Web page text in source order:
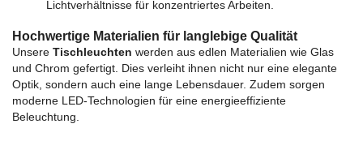
Lichtverhältnisse für konzentriertes Arbeiten.
Hochwertige Materialien für langlebige Qualität
Unsere Tischleuchten werden aus edlen Materialien wie Glas
und Chrom gefertigt. Dies verleiht ihnen nicht nur eine elegante
Optik, sondern auch eine lange Lebensdauer. Zudem sorgen
moderne LED-Technologien für eine energieeffiziente
Beleuchtung.